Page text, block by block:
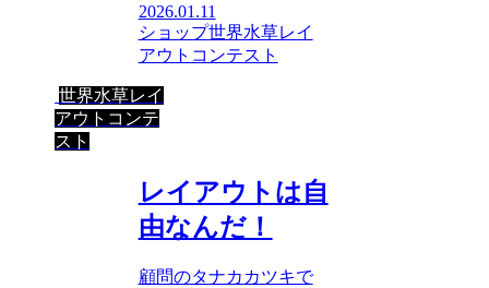
2026.01.11
ショップ世界水草レイ
アウトコンテスト
世界水草レイ
アウトコンテ
スト
レイアウトは自
由なんだ！
顧問のタナカカツキで